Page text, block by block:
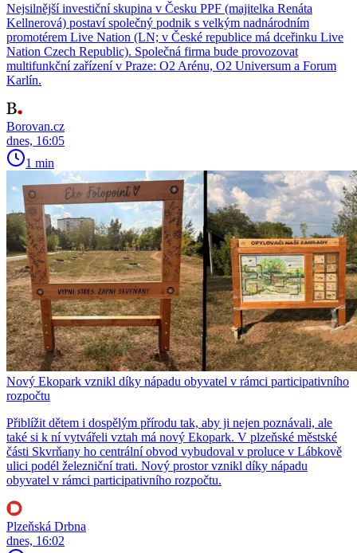
Nejsilnější investiční skupina v Česku PPF (majitelka Renáta
Kellnerová) postaví společný podnik s velkým nadnárodním
promotérem Live Nation (LN; v České republice má dceřinku Live
Nation Czech Republic). Společná firma bude provozovat
multifunkční zařízení v Praze: O2 Arénu, O2 Universum a Forum
Karlín.
Borovan.cz
dnes, 16:05
1 min
Nový Ekopark vznikl díky nápadu obyvatel v rámci participativního
rozpočtu
Přiblížit dětem i dospělým přírodu tak, aby ji nejen poznávali, ale
také si k ní vytvářeli vztah má nový Ekopark. V plzeňské městské
části Skvrňany ho centrální obvod vybudoval v proluce v Lábkově
ulici podél železniční trati. Nový prostor vznikl díky nápadu
obyvatel v rámci participativního rozpočtu.
Plzeňská Drbna
dnes, 16:02